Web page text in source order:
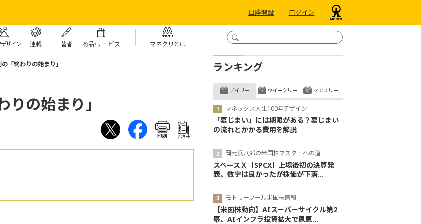
口座開設 ログイン
ザイン 連載 著者 商品・サービス マネクリとは
「終わりの始まり」
の始まり」
印刷 ｱﾝｹｰﾄ
ランキング
デイリー
マネックス人生100年デザイン
「墓じまい」には期限がある？墓じまい
の流れとかかる費用を解説
岡元兵八郎の米国株マスターへの道
スペースＸ［SPCX］上場後初の決算発
表、数字は良かったが株価が下落...
モトリーフール米国株情報
【米国株動向】AIスーパーサイクル第2
幕、AIインフラ投資拡大で恩恵...
ウイークリー マンスリー